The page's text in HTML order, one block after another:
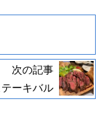
次の記事
ーキバル